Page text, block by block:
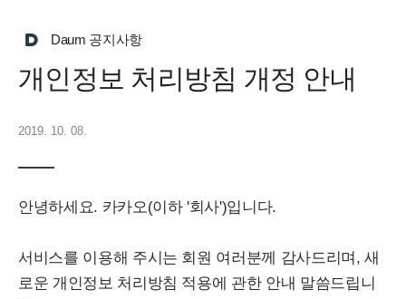
Daum 공지사항
개인정보 처리방침 개정 안내
2019. 10. 08.
안녕하세요. 카카오(이하 '회사')입니다.
서비스를 이용해 주시는 회원 여러분께 감사드리며, 새
로운 개인정보 처리방침 적용에 관한 안내 말씀드립니